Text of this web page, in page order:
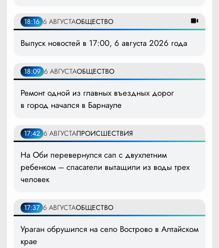
18:16 6 АВГУСТАОБЩЕСТВО
Выпуск новостей в 17:00, 6 августа 2026 года
18:09 6 АВГУСТАОБЩЕСТВО
Ремонт одной из главных въездных дорог
в город начался в Барнауле
17:42 6 АВГУСТАПРОИСШЕСТВИЯ
На Оби перевернулся сап с двухлетним
ребенком – спасатели вытащили из воды трех
человек
17:37 6 АВГУСТАОБЩЕСТВО
Ураган обрушился на село Вострово в Алтайском
крае